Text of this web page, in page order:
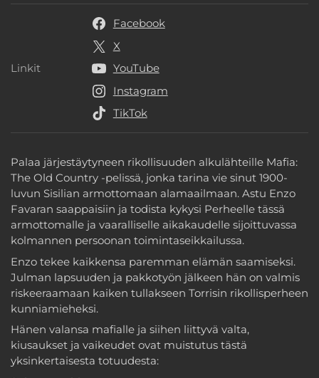
Palaa järjestäytyneen rikollisuuden alkulähteille Mafia:
The Old Country -pelissä, jonka tarina vie sinut 1900-
luvun Sisilian armottomaan alamaailmaan. Astu Enzo
Favaran saappaisiin ja todista kykysi Perheelle tässä
armottomalle ja vaaralliselle aikakaudelle sijoittuvassa
kolmannen persoonan toimintaseikkailussa.
Enzo tekee kaikkensa paremman elämän saamiseksi.
Julman lapsuuden ja pakkotyön jälkeen hän on valmis
riskeeraamaan kaiken tullakseen Torrisin rikollisperheen
kunniamieheksi.
Hänen valansa mafialle ja siihen liittyvä valta,
kiusaukset ja vaikeudet ovat muistutus tästä
yksinkertaisesta totuudesta:
Linkit Linkit
Facebook
X
YouTube
Instagram
TikTok